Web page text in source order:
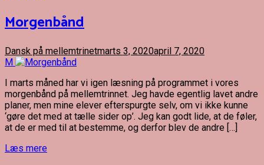
Morgenbånd
Dansk på mellemtrinetmarts 3, 2020april 7, 2020
M
I marts måned har vi igen læsning på programmet i vores
morgenbånd på mellemtrinnet. Jeg havde egentlig lavet andre
planer, men mine elever efterspurgte selv, om vi ikke kunne
‘gøre det med at tælle sider op’. Jeg kan godt lide, at de føler,
at de er med til at bestemme, og derfor blev de andre […]
Læs mere